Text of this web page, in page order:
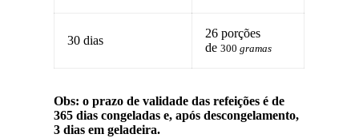
30 dias
26 porções
de300gramas
Obs: o prazo de validade das refeições é de
365 dias congeladas e, após descongelamento,
3 dias em geladeira.